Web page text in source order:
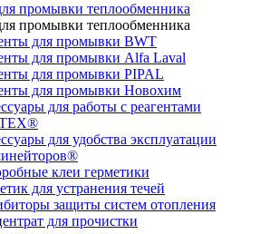
промывки теплообменника
промывки теплообменника
для промывки BWT
для промывки Alfa Laval
для промывки PIPAL
для промывки Новохим
для работы с реагентами
для удобства эксплуатации
клеи герметики
для устранения течей
защиты систем отопления
для прочистки